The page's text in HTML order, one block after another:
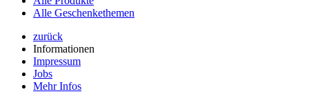
Alle Geschenkethemen
zurück
Informationen
Impressum
Jobs
Mehr Infos